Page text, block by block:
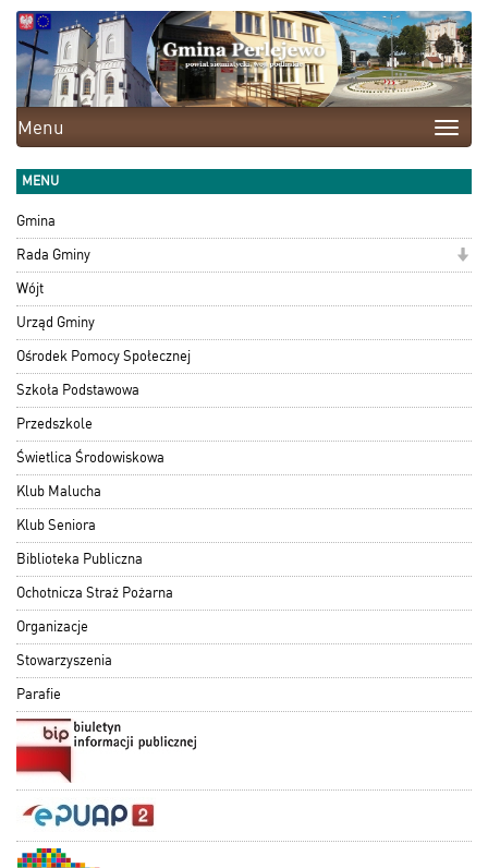
Toggle
Menu
MENU
Gmina
Rada Gminy
Wójt
Urząd Gminy
Ośrodek Pomocy Społecznej
Szkoła Podstawowa
Przedszkole
Świetlica Środowiskowa
Klub Malucha
Klub Seniora
Biblioteka Publiczna
Ochotnicza Straż Pożarna
Organizacje
Stowarzyszenia
Parafie